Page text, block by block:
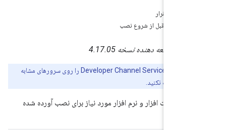
مورد نیاز قبل از شروع نصب
توسعه دهنده نسخه 4.17.05
پورتال Developer Channel Services را روی سرورهای مشابه
سخت افزار و نرم افزار مورد نیاز برای نصب آورده شده